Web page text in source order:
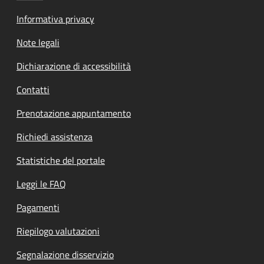
Informativa privacy
Note legali
Dichiarazione di accessibilità
Contatti
Prenotazione appuntamento
Richiedi assistenza
Statistiche del portale
Leggi le FAQ
Pagamenti
Riepilogo valutazioni
Segnalazione disservizio